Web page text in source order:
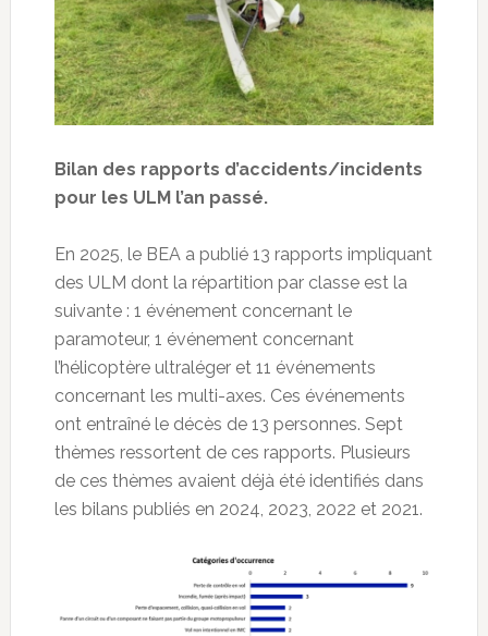
Bilan des rapports d’accidents/incidents
pour les ULM l’an passé.
En 2025, le BEA a publié 13 rapports impliquant
des ULM dont la répartition par classe est la
suivante : 1 événement concernant le
paramoteur, 1 événement concernant
l’hélicoptère ultraléger et 11 événements
concernant les multi-axes. Ces événements
ont entraîné le décès de 13 personnes. Sept
thèmes ressortent de ces rapports. Plusieurs
de ces thèmes avaient déjà été identifiés dans
les bilans publiés en 2024, 2023, 2022 et 2021.